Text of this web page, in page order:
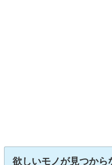
欲しいモノが見つから